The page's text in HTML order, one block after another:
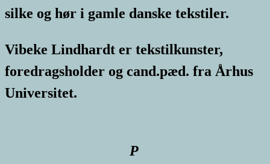
silke og hør i gamle danske tekstiler.
Vibeke Lindhardt er tekstilkunster,
foredragsholder og cand.pæd. fra Århus
Universitet.
P